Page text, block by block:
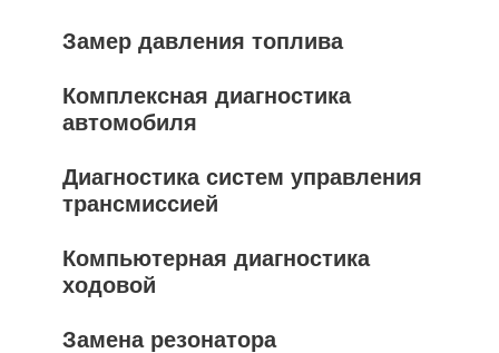
Замер давления топлива
Комплексная диагностика
автомобиля
Диагностика систем управления
трансмиссией
Компьютерная диагностика
ходовой
Замена резонатора